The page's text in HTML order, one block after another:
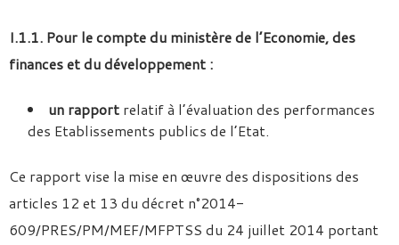
I.1.1. Pour le compte du ministère de l’Economie, des
finances et du développement :
un rapport relatif à l’évaluation des performances
des Etablissements publics de l’Etat.
Ce rapport vise la mise en œuvre des dispositions des
articles 12 et 13 du décret n°2014-
609/PRES/PM/MEF/MFPTSS du 24 juillet 2014 portant